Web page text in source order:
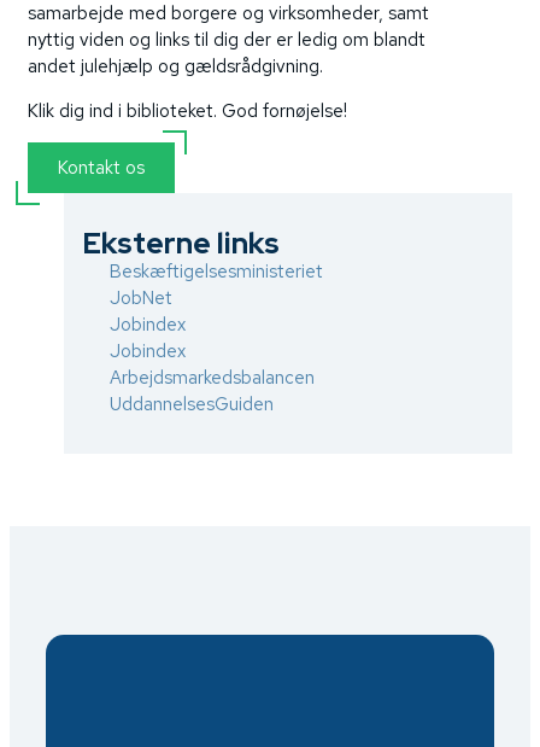
samarbejde med borgere og virksomheder, samt
nyttig viden og links til dig der er ledig om blandt
andet julehjælp og gældsrådgivning.
Klik dig ind i biblioteket. God fornøjelse!
Kontakt os
Eksterne links
Beskæftigelsesministeriet
JobNet
Jobindex
Jobindex
Arbejdsmarkedsbalancen
UddannelsesGuiden